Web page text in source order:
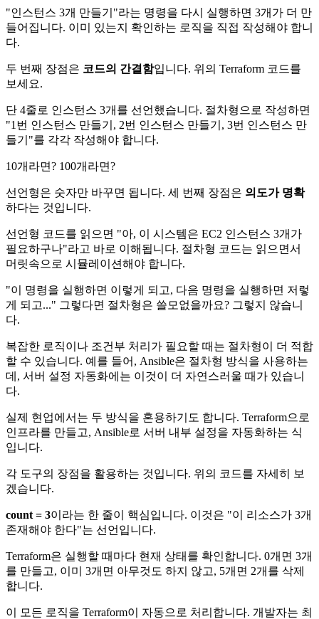
"인스턴스 3개 만들기"라는 명령을 다시 실행하면 3개가 더 만
들어집니다. 이미 있는지 확인하는 로직을 직접 작성해야 합니
다.
두 번째 장점은 코드의 간결함입니다. 위의 Terraform 코드를
보세요.
단 4줄로 인스턴스 3개를 선언했습니다. 절차형으로 작성하면
"1번 인스턴스 만들기, 2번 인스턴스 만들기, 3번 인스턴스 만
들기"를 각각 작성해야 합니다.
10개라면? 100개라면?
선언형은 숫자만 바꾸면 됩니다. 세 번째 장점은 의도가 명확
하다는 것입니다.
선언형 코드를 읽으면 "아, 이 시스템은 EC2 인스턴스 3개가
필요하구나"라고 바로 이해됩니다. 절차형 코드는 읽으면서
머릿속으로 시뮬레이션해야 합니다.
"이 명령을 실행하면 이렇게 되고, 다음 명령을 실행하면 저렇
게 되고..." 그렇다면 절차형은 쓸모없을까요? 그렇지 않습니
다.
복잡한 로직이나 조건부 처리가 필요할 때는 절차형이 더 적합
할 수 있습니다. 예를 들어, Ansible은 절차형 방식을 사용하는
데, 서버 설정 자동화에는 이것이 더 자연스러울 때가 있습니
다.
실제 현업에서는 두 방식을 혼용하기도 합니다. Terraform으로
인프라를 만들고, Ansible로 서버 내부 설정을 자동화하는 식
입니다.
각 도구의 장점을 활용하는 것입니다. 위의 코드를 자세히 보
겠습니다.
count = 3이라는 한 줄이 핵심입니다. 이것은 "이 리소스가 3개
존재해야 한다"는 선언입니다.
Terraform은 실행할 때마다 현재 상태를 확인합니다. 0개면 3개
를 만들고, 이미 3개면 아무것도 하지 않고, 5개면 2개를 삭제
합니다.
이 모든 로직을 Terraform이 자동으로 처리합니다. 개발자는 최